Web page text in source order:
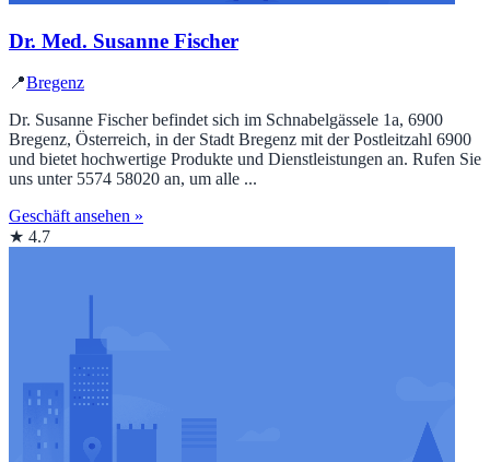
Dr. Med. Susanne Fischer
📍Bregenz
Dr. Susanne Fischer befindet sich im Schnabelgässele 1a, 6900
Bregenz, Österreich, in der Stadt Bregenz mit der Postleitzahl 6900
und bietet hochwertige Produkte und Dienstleistungen an. Rufen Sie
uns unter 5574 58020 an, um alle ...
Geschäft ansehen »
★ 4.7